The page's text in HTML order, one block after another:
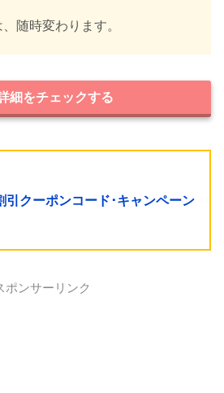
随時変わります。
をチェックする
引クーポンコード･キャンペーン
ポンサーリンク